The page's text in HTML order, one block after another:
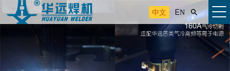
中文 EN 